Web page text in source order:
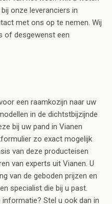
onze leveranciers in
met ons op te nemen. Wij
of desgewenst een
een raamkozijn naar uw
in de dichtstbijzijnde
bij uw pand in Vianen
zo exact mogelijk
van deze producteisen
van experts uit Vianen. U
van de geboden prijzen en
specialist die bij u past.
Stel u ook dan in